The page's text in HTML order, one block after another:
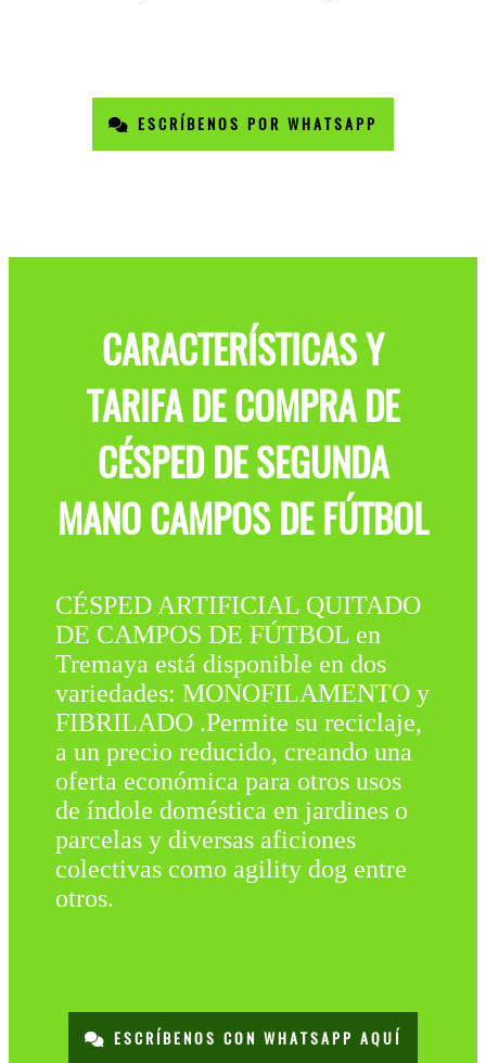
ESCRÍBENOS POR WHATSAPP
CARACTERÍSTICAS Y
TARIFA DE COMPRA DE
CÉSPED DE SEGUNDA
MANO CAMPOS DE FÚTBOL
CÉSPED ARTIFICIAL QUITADO
DE CAMPOS DE FÚTBOL en
Tremaya está disponible en dos
variedades: MONOFILAMENTO y
FIBRILADO .Permite su reciclaje,
a un precio reducido, creando una
oferta económica para otros usos
de índole doméstica en jardines o
parcelas y diversas aficiones
colectivas como agility dog entre
otros.
ESCRÍBENOS CON WHATSAPP AQUÍ